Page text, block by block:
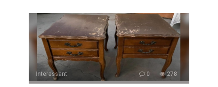
Interessant 0 278